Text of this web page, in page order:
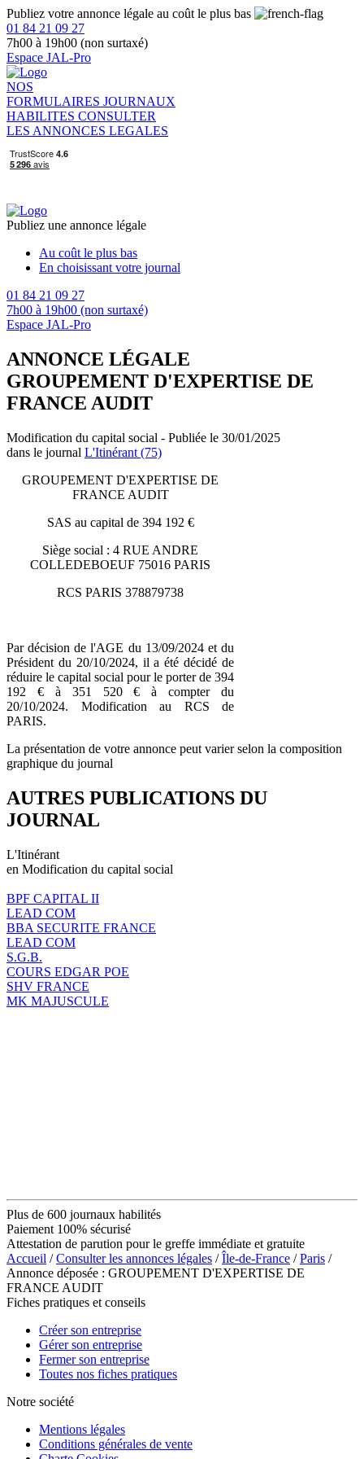
Publiez votre annonce légale au coût le plus bas
01 84 21 09 27
7h00 à 19h00 (non surtaxé)
Espace JAL-Pro
NOS
FORMULAIRES JOURNAUX
HABILITES CONSULTER
LES ANNONCES LEGALES
Publiez une annonce légale
Au coût le plus bas
En choisissant votre journal
01 84 21 09 27
7h00 à 19h00 (non surtaxé)
Espace JAL-Pro
ANNONCE LÉGALE
GROUPEMENT D'EXPERTISE DE
FRANCE AUDIT
Modification du capital social - Publiée le 30/01/2025
dans le journal L'Itinérant (75)
GROUPEMENT D'EXPERTISE DE
FRANCE AUDIT
SAS au capital de 394 192 €
Siège social : 4 RUE ANDRE
COLLEDEBOEUF 75016 PARIS
RCS PARIS 378879738
Par décision de l'AGE du 13/09/2024 et du
Président du 20/10/2024, il a été décidé de
réduire le capital social pour le porter de 394
192 € à 351 520 € à compter du
20/10/2024. Modification au RCS de
PARIS.
La présentation de votre annonce peut varier selon la composition
graphique du journal
AUTRES PUBLICATIONS DU
JOURNAL
L'Itinérant
en Modification du capital social
BPF CAPITAL II
LEAD COM
BBA SECURITE FRANCE
LEAD COM
S.G.B.
COURS EDGAR POE
SHV FRANCE
MK MAJUSCULE
Plus de 600 journaux habilités
Paiement 100% sécurisé
Attestation de parution pour le greffe immédiate et gratuite
Accueil /Consulter les annonces légales /Île-de-France /Paris /
Annonce déposée : GROUPEMENT D'EXPERTISE DE
FRANCE AUDIT
Fiches pratiques et conseils
Créer son entreprise
Gérer son entreprise
Fermer son entreprise
Toutes nos fiches pratiques
Notre société
Mentions légales
Conditions générales de vente